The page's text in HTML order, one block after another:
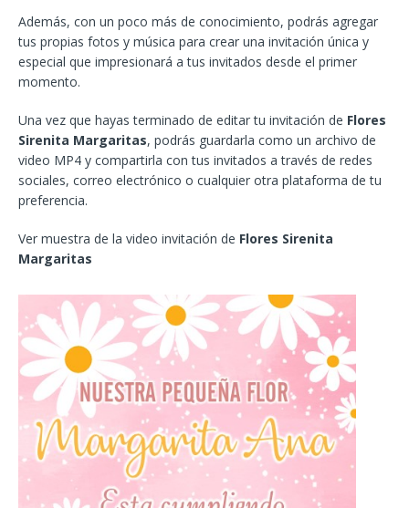
Además, con un poco más de conocimiento, podrás agregar
tus propias fotos y música para crear una invitación única y
especial que impresionará a tus invitados desde el primer
momento.
Una vez que hayas terminado de editar tu invitación de Flores
Sirenita Margaritas, podrás guardarla como un archivo de
video MP4 y compartirla con tus invitados a través de redes
sociales, correo electrónico o cualquier otra plataforma de tu
preferencia.
Ver muestra de la video invitación de Flores Sirenita
Margaritas